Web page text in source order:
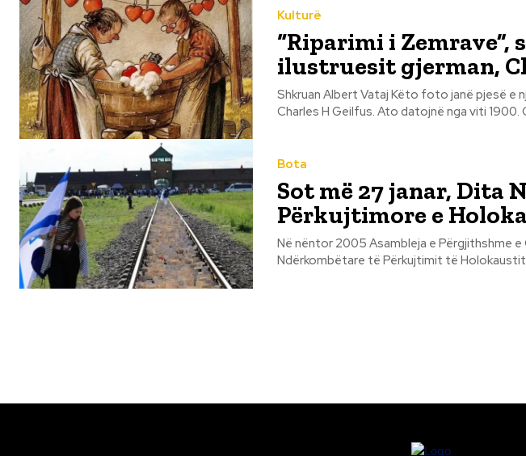
Kulturë
“Riparimi i Zemrave”,
ilustruesit gjerman,
Shkruan Albert Vataj Këto foto janë pjesë e një serie të quajtur "Riparimi i Zemrave" nga
Charles H Geilfus. Ato datojnë nga viti 1900.
Bota
Sot më 27 janar, Dita
Përkujtimore e
Në nëntor 2005 Asambleja e Përgjithshme
Ndërkombëtare të Përkujtimit të